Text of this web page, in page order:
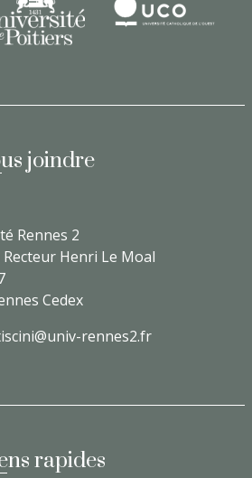
joindre
Rennes 2
Recteur Henri Le Moal
Cedex
rennes2.fr
rapides